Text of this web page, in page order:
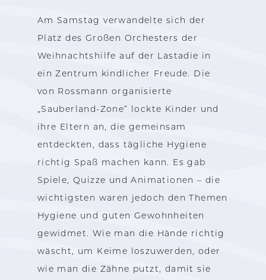
Am Samstag verwandelte sich der
Platz des Großen Orchesters der
Weihnachtshilfe auf der Lastadie in
ein Zentrum kindlicher Freude. Die
von Rossmann organisierte
„Sauberland-Zone“ lockte Kinder und
ihre Eltern an, die gemeinsam
entdeckten, dass tägliche Hygiene
richtig Spaß machen kann. Es gab
Spiele, Quizze und Animationen – die
wichtigsten waren jedoch den Themen
Hygiene und guten Gewohnheiten
gewidmet. Wie man die Hände richtig
wäscht, um Keime loszuwerden, oder
wie man die Zähne putzt, damit sie